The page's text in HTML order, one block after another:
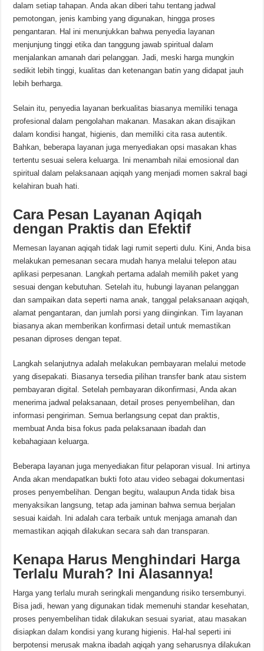
dalam setiap tahapan. Anda akan diberi tahu tentang jadwal
pemotongan, jenis kambing yang digunakan, hingga proses
pengantaran. Hal ini menunjukkan bahwa penyedia layanan
menjunjung tinggi etika dan tanggung jawab spiritual dalam
menjalankan amanah dari pelanggan. Jadi, meski harga mungkin
sedikit lebih tinggi, kualitas dan ketenangan batin yang didapat jauh
lebih berharga.
Selain itu, penyedia layanan berkualitas biasanya memiliki tenaga
profesional dalam pengolahan makanan. Masakan akan disajikan
dalam kondisi hangat, higienis, dan memiliki cita rasa autentik.
Bahkan, beberapa layanan juga menyediakan opsi masakan khas
tertentu sesuai selera keluarga. Ini menambah nilai emosional dan
spiritual dalam pelaksanaan aqiqah yang menjadi momen sakral bagi
kelahiran buah hati.
Cara Pesan Layanan Aqiqah
dengan Praktis dan Efektif
Memesan layanan aqiqah tidak lagi rumit seperti dulu. Kini, Anda bisa
melakukan pemesanan secara mudah hanya melalui telepon atau
aplikasi perpesanan. Langkah pertama adalah memilih paket yang
sesuai dengan kebutuhan. Setelah itu, hubungi layanan pelanggan
dan sampaikan data seperti nama anak, tanggal pelaksanaan aqiqah,
alamat pengantaran, dan jumlah porsi yang diinginkan. Tim layanan
biasanya akan memberikan konfirmasi detail untuk memastikan
pesanan diproses dengan tepat.
Langkah selanjutnya adalah melakukan pembayaran melalui metode
yang disepakati. Biasanya tersedia pilihan transfer bank atau sistem
pembayaran digital. Setelah pembayaran dikonfirmasi, Anda akan
menerima jadwal pelaksanaan, detail proses penyembelihan, dan
informasi pengiriman. Semua berlangsung cepat dan praktis,
membuat Anda bisa fokus pada pelaksanaan ibadah dan
kebahagiaan keluarga.
Beberapa layanan juga menyediakan fitur pelaporan visual. Ini artinya
Anda akan mendapatkan bukti foto atau video sebagai dokumentasi
proses penyembelihan. Dengan begitu, walaupun Anda tidak bisa
menyaksikan langsung, tetap ada jaminan bahwa semua berjalan
sesuai kaidah. Ini adalah cara terbaik untuk menjaga amanah dan
memastikan aqiqah dilakukan secara sah dan transparan.
Kenapa Harus Menghindari Harga
Terlalu Murah? Ini Alasannya!
Harga yang terlalu murah seringkali mengandung risiko tersembunyi.
Bisa jadi, hewan yang digunakan tidak memenuhi standar kesehatan,
proses penyembelihan tidak dilakukan sesuai syariat, atau masakan
disiapkan dalam kondisi yang kurang higienis. Hal-hal seperti ini
berpotensi merusak makna ibadah aqiqah yang seharusnya dilakukan